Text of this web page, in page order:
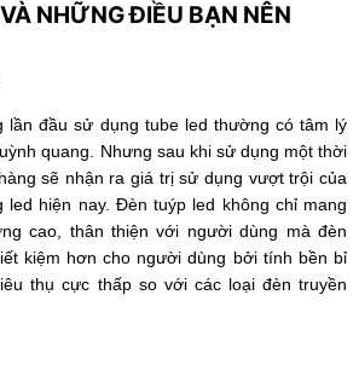
NHỮNG ĐIỀU BẠN NÊN
lần đầu sử dụng tube led thường có tâm lý
quang. Nhưng sau khi sử dụng một thời
sẽ nhận ra giá trị sử dụng vượt trội của
led hiện nay. Đèn tuýp led không chỉ mang
cao, thân thiện với người dùng mà đèn
kiệm hơn cho người dùng bởi tính bền bỉ
thụ cực thấp so với các loại đèn truyền